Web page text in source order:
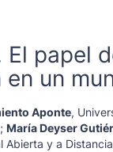
El papel
un
Aponte,
; María Deyser
Abierta y a Distancia